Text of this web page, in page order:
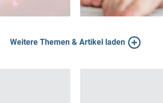
Weitere Themen & Artikel laden